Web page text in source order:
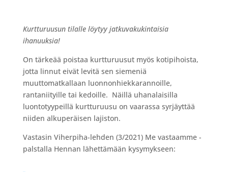
Kurtturuusun tilalle löytyy jatkuvakukintaisia
ihanuuksia!
On tärkeää poistaa kurtturuusut myös kotipihoista,
jotta linnut eivät levitä sen siemeniä
muuttomatkallaan luonnonhiekkarannoille,
rantaniityille tai kedoille. Näillä uhanalaisilla
luontotyypeillä kurtturuusu on vaarassa syrjäyttää
niiden alkuperäisen lajiston.
Vastasin Viherpiha-lehden (3/2021) Me vastaamme -
palstalla Hennan lähettämään kysymykseen: